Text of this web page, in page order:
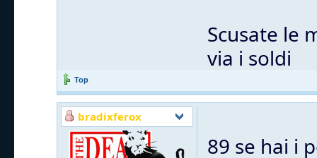
Scusate le
via i soldi
Top
bradixferox
89 se hai i